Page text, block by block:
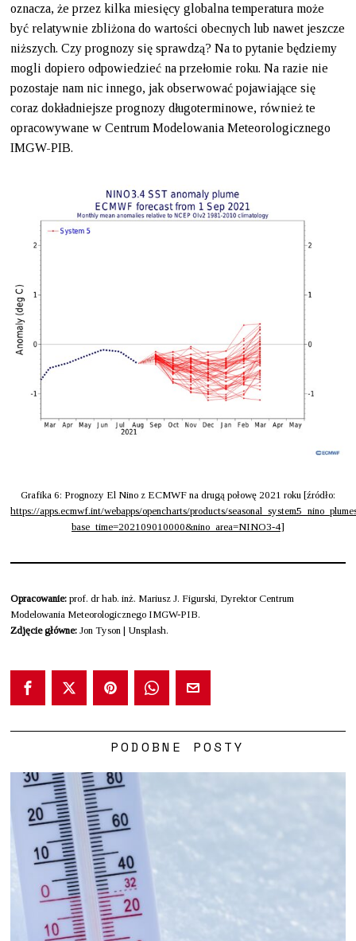
oznacza, że przez kilka miesięcy globalna temperatura może
być relatywnie zbliżona do wartości obecnych lub nawet jeszcze
niższych. Czy prognozy się sprawdzą? Na to pytanie będziemy
mogli dopiero odpowiedzieć na przełomie roku. Na razie nie
pozostaje nam nic innego, jak obserwować pojawiające się
coraz dokładniejsze prognozy długoterminowe, również te
opracowywane w Centrum Modelowania Meteorologicznego
IMGW-PIB.
Grafika 6: Prognozy El Nino z ECMWF na drugą połowę 2021 roku [źródło:
https://apps.ecmwf.int/webapps/opencharts/products/
base_time=202109010000&nino_area=NINO3-4]
Opracowanie:prof. dr hab. inż. Mariusz J. Figurski, Dyrektor Centrum
Modelowania Meteorologicznego IMGW-PIB.
Zdjęcie główne:Jon Tyson | Unsplash.
PODOBNE POSTY